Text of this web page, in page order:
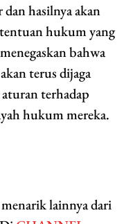
hasilnya akan
hukum yang
bahwa
terus dijaga
aturan terhadap
hukum mereka.
lainnya dari